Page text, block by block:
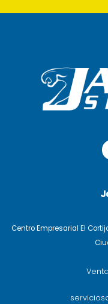
Centro Empresarial El